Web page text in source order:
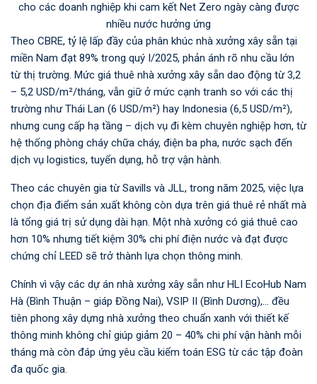
cho các doanh nghiệp khi cam kết Net Zero ngày càng được
nhiều nước hưởng ứng
Theo CBRE, tỷ lệ lấp đầy của phân khúc nhà xưởng xây sẵn tại
miền Nam đạt 89% trong quý I/2025, phản ánh rõ nhu cầu lớn
từ thị trường. Mức giá thuê nhà xưởng xây sẵn dao động từ 3,2
– 5,2 USD/m²/tháng, vẫn giữ ở mức cạnh tranh so với các thị
trường như Thái Lan (6 USD/m²) hay Indonesia (6,5 USD/m²),
nhưng cung cấp hạ tầng – dịch vụ đi kèm chuyên nghiệp hơn, từ
hệ thống phòng cháy chữa cháy, điện ba pha, nước sạch đến
dịch vụ logistics, tuyển dụng, hỗ trợ vận hành.
Theo các chuyên gia từ Savills và JLL, trong năm 2025, việc lựa
chọn địa điểm sản xuất không còn dựa trên giá thuê rẻ nhất mà
là tổng giá trị sử dụng dài hạn. Một nhà xưởng có giá thuê cao
hơn 10% nhưng tiết kiệm 30% chi phí điện nước và đạt được
chứng chỉ LEED sẽ trở thành lựa chọn thông minh.
Chính vì vậy các dự án nhà xưởng xây sẵn như HLI EcoHub Nam
Hà (Bình Thuận – giáp Đồng Nai), VSIP II (Bình Dương),... đều
tiên phong xây dựng nhà xưởng theo chuẩn xanh với thiết kế
thông minh không chỉ giúp giảm 20 – 40% chi phí vận hành mỗi
tháng mà còn đáp ứng yêu cầu kiểm toán ESG từ các tập đoàn
đa quốc gia.